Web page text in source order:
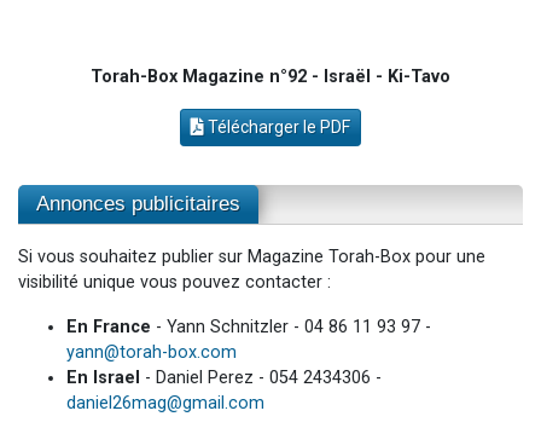
Torah-Box Magazine n°92 - Israël - Ki-Tavo
Télécharger le PDF
Annonces publicitaires
Si vous souhaitez publier sur Magazine Torah-Box pour une
visibilité unique vous pouvez contacter :
En France - Yann Schnitzler - 04 86 11 93 97 -
yann@torah-box.com
En Israel - Daniel Perez - 054 2434306 -
daniel26mag@gmail.com